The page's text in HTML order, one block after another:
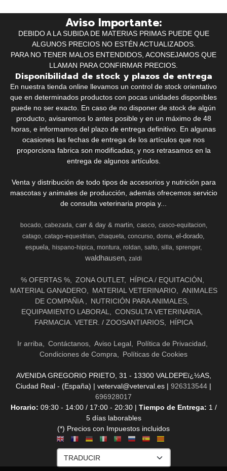
Aviso Importante:
DEBIDO A LA SUBIDA DE MATERIAS PRIMAS PUEDE QUE
ALGUNOS PRECIOS NO ESTÉN ACTUALIZADOS.
PARA NO TENER MALOS ENTENDIDOS, ACONSEJAMOS QUE
LLAMAN PARA CONFIRMAR PRECIOS.
Disponibilidad de stock y plazos de entrega
En nuestra tienda online llevamos un control de stock orientativo
que en determinados productos con pocas unidades disponibles
puede no ser exacto. En caso de no disponer de stock de algún
producto, avisaremos lo antes posible y en un máximo de 48
horas, e informamos del plazo de entrega definitivo. En algunas
ocasiones las fechas de entrega de los artículos que nos
proporciona fabrica son modificadas, y nos retrasamos en la
entrega de algunos artículos.
Venta y distribución de todo tipos de accesorios y nutrición para
mascotas y animales de producción, además ofrecemos servicio
de consulta veterinaria propia y...
bocado cabezada carr & day & martin casco
casco-equitacion
catago catago-equestrian chaqueta concurso doma el-dorado
espuela hispano-hipica montura roldan salto silla sprenger
waldhausen zaldi
% OFERTAS % ZONA OUTLET
HÍPICA / EQUITACIÓN
MATERIAL GANADERO
MATERIAL VETERINARIO
ANIMALES
DE COMPAÑIA
NUTRICIÓN PARA ANIMALES
EQUIPAMIENTO LABORAL
CONSULTA VETERINARIA
FARMACIA. VETER. / ZOOSANTIARIOS
HÍPICA
Ir arriba Contáctanos Aviso Legal
Política de Privacidad
Condiciones de Compra
Políticas de Cookies
AVENIDA GREGORIO PRIETO, 31 - 13300 VALDEPEï¿½AS,
Ciudad Real - (España) | veterval@veterval.es | 926313544 |
696928017
Horario: 09:30 - 14:00 / 17:00 - 20:30 | Tiempo de Entrega: 1 /
5 días laborables
(*) Precios con Impuestos incluidos